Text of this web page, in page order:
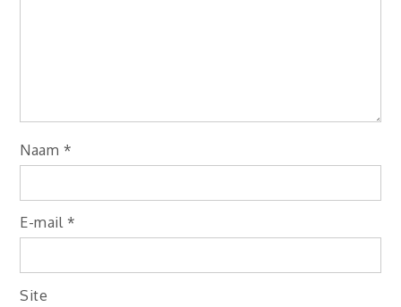
Naam *
E-mail *
Site